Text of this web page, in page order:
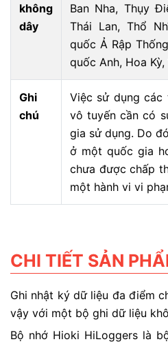
không
dây
Ban Nha, Thụy
Thái Lan, Thổ
quốc Ả Rập
quốc Anh, Hoa
Ghi
chú
Việc sử dụng
vô tuyến cần có
gia sử dụng. Do
ở một quốc gia
chưa được chấp
một hành vi vi
CHI TIẾT SẢN
Ghi nhật ký dữ liệu đa điểm
vậy với một bộ ghi dữ liệu
Bộ nhớ Hioki HiLoggers là